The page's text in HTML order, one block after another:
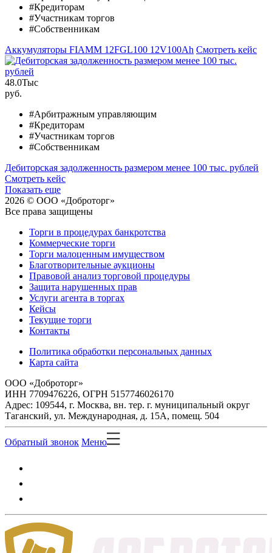
#Кредиторам
#Участникам торгов
#Собственникам
Аккумуляторы FIAMM 12FGL100 12V100Ah Смотреть кейс
48.0Тыс
руб.
#Арбитражным управляющим
#Кредиторам
#Участникам торгов
#Собственникам
Дебиторская задолженность размером менее 100 тыс. рублей
Смотреть кейс
Показать еще
2026 © ООО «Доброторг»
Все права защищены
Торги в процедурах банкротства
Коммерческие торги
Торги малоценным имуществом
Благотворительные аукционы
Правовой анализ торговой процедуры
Защита нарушенных прав
Услуги агента в торгах
Кейсы
Текущие торги
Контакты
Политика обработки персональных данных
Карта сайта
ООО «Доброторг»
ИНН 7709476226, ОГРН 5157746026170
Адрес: 109544, г. Москва, вн. тер. г. муниципальный округ
Таганский, ул. Международная, д. 15А, помещ. 504
Обратный звонок Меню